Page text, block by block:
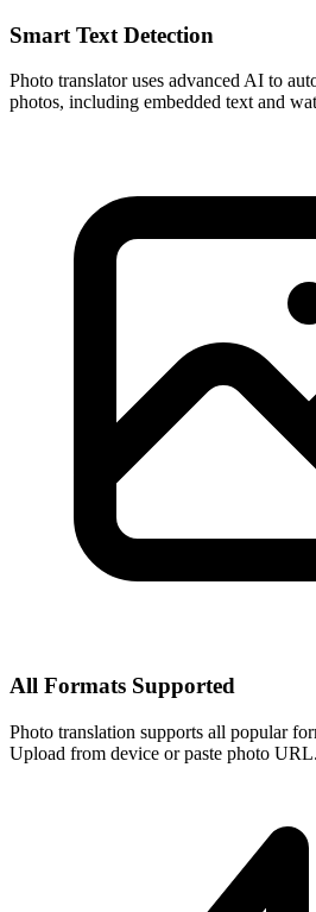
Smart Text Detection
Photo translator uses advanced AI to
photos, including embedded text and
All Formats Supported
Photo translation supports all popular
Upload from device or paste photo URL.